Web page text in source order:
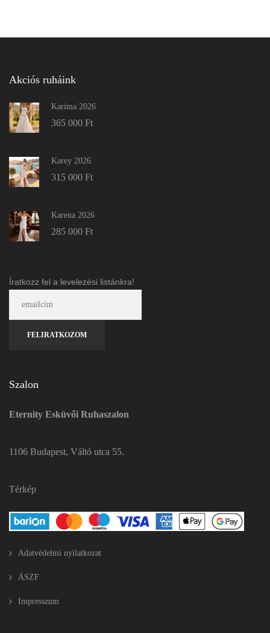
Akciós ruháink
Karima 2026
365 000 Ft
Karey 2026
315 000 Ft
Karena 2026
285 000 Ft
Íratkozz fel a levelezési listánkra!
Szalon
Eternity Esküvői Ruhaszalon
1106 Budapest, Váltó utca 55.
Térkép
Adatvédelmi nyilatkozat
ÁSZF
Impresszum